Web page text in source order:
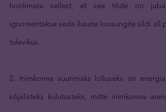
hoolimata sellest, et see tõde on juba
ignoreeritakse seda ilusate loosungite sildi all
tulevikus.
2. Inimkonna suurimaks lolluseks on
sõjalisteks kulutusteks, mitte inimkonna